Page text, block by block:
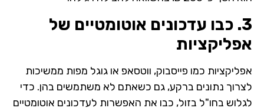
3. כבו עדכונים אוטומטיים של
אפליקציות
אפליקציות כמו פייסבוק, ווטסאפ או גוגל מפות ממשיכות
לצרוך נתונים ברקע, גם כשאתם לא משתמשים בהן. כדי
לגלוש בחו"ל בזול, כבו את האפשרות לעדכונים אוטומטיים